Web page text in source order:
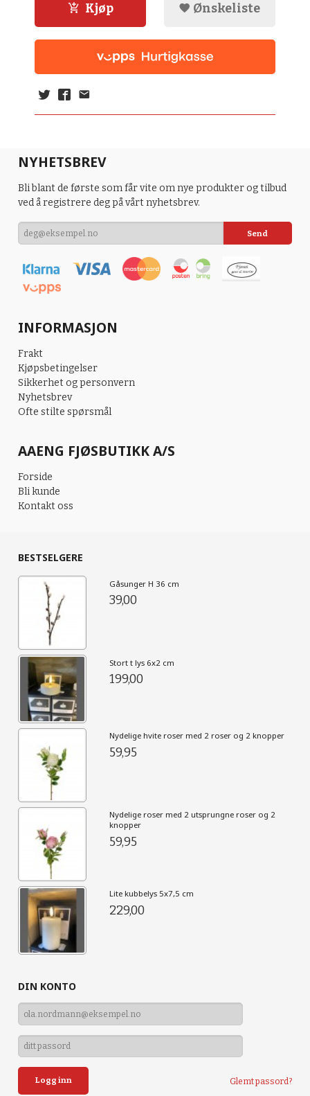
Kjøp Ønskeliste
NYHETSBREV
Bli blant de første som får vite om nye produkter og tilbud
ved å registrere deg på vårt nyhetsbrev.
INFORMASJON
Frakt
Kjøpsbetingelser
Sikkerhet og personvern
Nyhetsbrev
Ofte stilte spørsmål
AAENG FJØSBUTIKK A/S
Forside
Bli kunde
Kontakt oss
BESTSELGERE
Gåsunger H 36 cm
39,00
Stort t lys 6x2 cm
199,00
Nydelige hvite roser med 2 roser og 2 knopper
59,95
Nydelige roser med 2 utsprungne roser og 2
knopper
59,95
Lite kubbelys 5x7,5 cm
229,00
DIN KONTO
Glemt passord?